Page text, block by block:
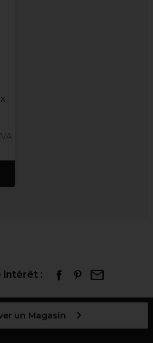
intérêt :
un Magasin